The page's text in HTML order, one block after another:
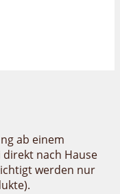
ab einem
nach Hause
werden nur